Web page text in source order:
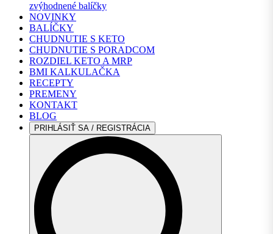
zvýhodnené balíčky
NOVINKY
BALÍČKY
CHUDNUTIE S KETO
CHUDNUTIE S PORADCOM
ROZDIEL KETO A MRP
BMI KALKULAČKA
RECEPTY
PREMENY
KONTAKT
BLOG
PRIHLÁSIŤ SA / REGISTRÁCIA
Search